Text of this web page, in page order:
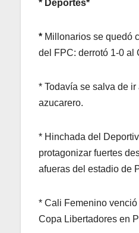
* Deportes*
* Millonarios se quedó
del FPC: derrotó 1-0 al
* Todavía se salva de
azucarero.
* Hinchada del
protagonizar fuertes
afueras del estadio de
* Cali Femenino
Copa Libertadores en